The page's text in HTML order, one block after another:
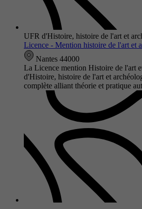
UFR d'Histoire, histoire de l'art et
Licence - Mention histoire de l'art et
Nantes 44000
La Licence mention Histoire de l'art
d'Histoire, histoire de l'art et
complète alliant théorie et pratique